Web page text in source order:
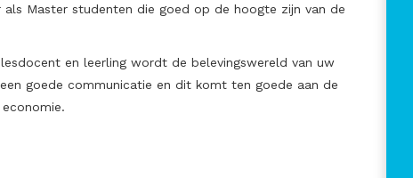
Master studenten die goed op de hoogte zijn van de
en leerling wordt de belevingswereld van uw
goede communicatie en dit komt ten goede aan de